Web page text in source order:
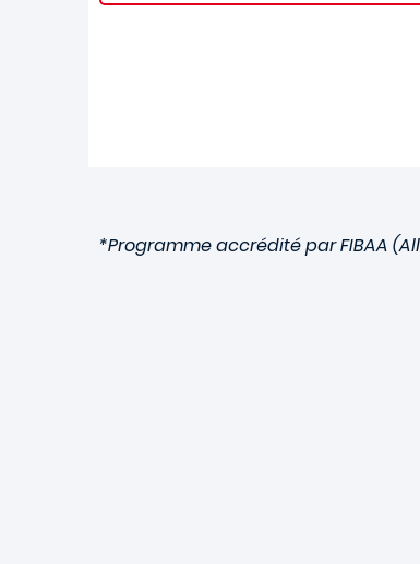
*Programme accrédité par FIBAA